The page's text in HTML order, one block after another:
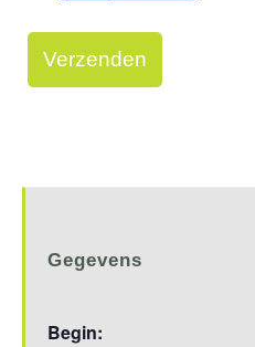
Gegevens
Begin: